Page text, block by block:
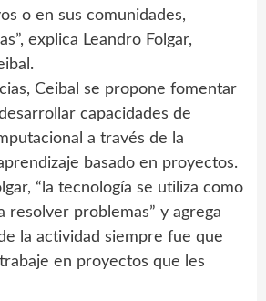
o en sus comunidades,
explica Leandro Folgar,
Ceibal se propone fomentar
capacidades de
a través de la
basado en proyectos.
“la tecnología se utiliza como
resolver problemas” y agrega
la actividad siempre fue que
en proyectos que les